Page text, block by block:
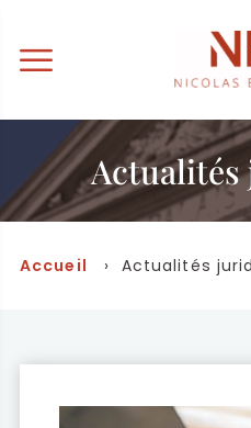
Accueil › Actualités